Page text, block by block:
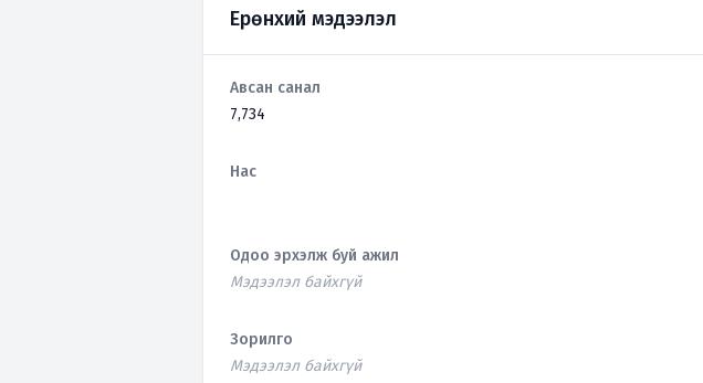
Ерөнхий мэдээлэл
Авсан санал
7,734
Нас
Одоо эрхэлж буй ажил
Мэдээлэл байхгүй
Зорилго
Мэдээлэл байхгүй